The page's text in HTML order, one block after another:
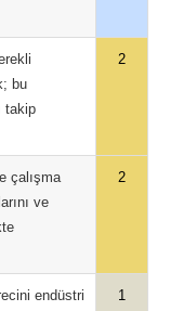
bu
takip
2
çalışma
ve
2
endüstri
1